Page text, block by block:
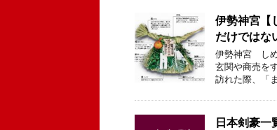
伊勢神宮【
だけではな
伊勢神宮 し
玄関や商売を
訪れた際、「
日本剣豪一